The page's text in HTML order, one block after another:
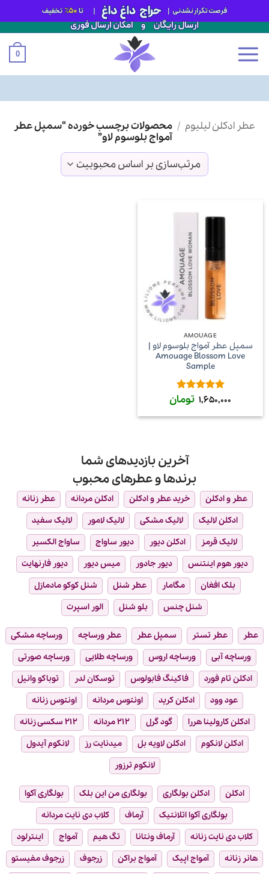
0
عطر ادکلن لیلیوم / محصولات برچسب خورده “سمپل عطر
آمواج بلوسوم لاو”
AMOUAGE
سمپل عطر آمواج بلوسوم لاو |
Amouage Blossom Love
Sample
امتیاز 5از 1,650,000 تومان
آخرین بازدیدهای شما
برندها و عطرهای محبوب
عطر و ادکلن خرید عطر و ادکلن ادکلن مردانه
عطر زنانه
ادکلن لالیک
لالیک مشکی لالیک لامور
لالیک سفید
لالیک قرمز
ادکلن دیور دیور ساواج
ساواج الکسیر
دیور هوم اینتنس
دیور جادور میس دیور
دیور فارنهایت
بلک افغان
مگامار عطر شنل
شنل کوکو مادمازل
شنل چنس
بلو شنل الور اسپرت
عطر عطر تستر سمپل عطر عطر ورساچه
ورساچه مشکی
ورساچه آبی
ورساچه اروس ورساچه طلایی
ورساچه صورتی
ادکلن تام فورد
فاکینگ فابولوس توسکان لدر
توباکو وانیل
عود وود
ادکلن کرید اونتوس مردانه
اونتوس زنانه
ادکلن کارولینا هررا
گود گرل ۲۱۲ مردانه
۲۱۲ سکسی زنانه
ادکلن لانکوم
ادکلن لاویه بل میدنایت رز
لانکوم آیدول
لانکوم ترزور
ادکلن ادکلن بولگاری بولگاری من این بلک
بولگاری آکوا
بولگاری آکوا اتلانتیک
آرماف
کلاب دی نایت مردانه
کلاب دی نایت زنانه
آرماف ونتانا تگ هیم آمواج
اینترلود
هانر زنانه
آمواج اپیک آمواج براکن زرجوف
زرجوف مفیستو